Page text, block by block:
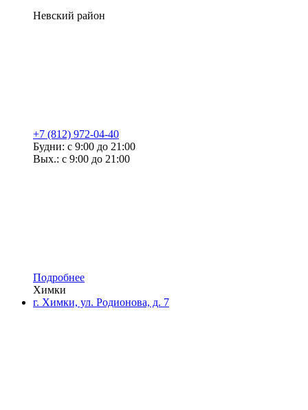
Невский район
+7 (812) 972-04-40
Будни: с 9:00 до 21:00
Вых.: с 9:00 до 21:00
Подробнее
Химки
г. Химки, ул. Родионова, д. 7